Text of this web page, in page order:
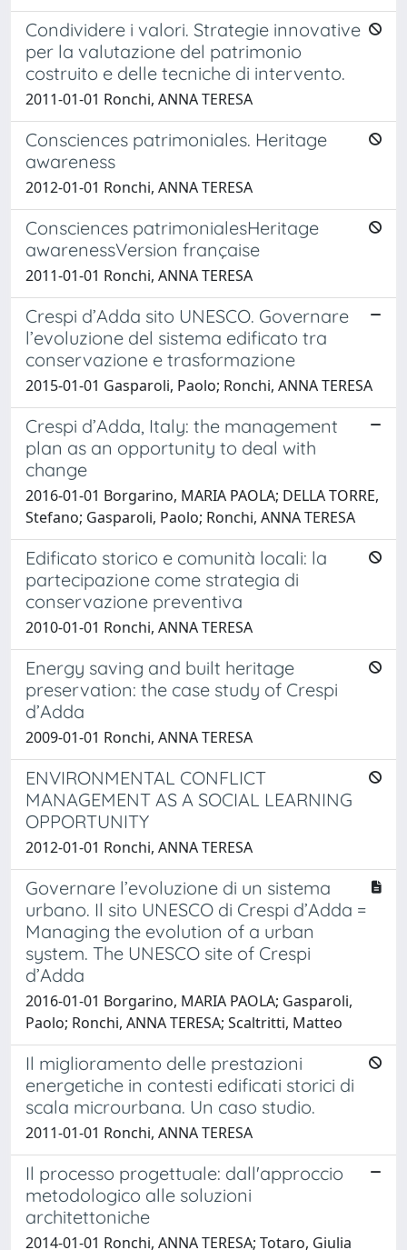
Condividere i valori. Strategie innovative
per la valutazione del patrimonio
costruito e delle tecniche di intervento.
2011-01-01 Ronchi, ANNA TERESA
Consciences patrimoniales. Heritage
awareness
2012-01-01 Ronchi, ANNA TERESA
Consciences patrimonialesHeritage
awarenessVersion française
2011-01-01 Ronchi, ANNA TERESA
Crespi d’Adda sito UNESCO. Governare
l’evoluzione del sistema edificato tra
conservazione e trasformazione
2015-01-01 Gasparoli, Paolo; Ronchi, ANNA TERESA
Crespi d’Adda, Italy: the management
plan as an opportunity to deal with
change
2016-01-01 Borgarino, MARIA PAOLA; DELLA TORRE,
Stefano; Gasparoli, Paolo; Ronchi, ANNA TERESA
Edificato storico e comunità locali: la
partecipazione come strategia di
conservazione preventiva
2010-01-01 Ronchi, ANNA TERESA
Energy saving and built heritage
preservation: the case study of Crespi
d’Adda
2009-01-01 Ronchi, ANNA TERESA
ENVIRONMENTAL CONFLICT
MANAGEMENT AS A SOCIAL LEARNING
OPPORTUNITY
2012-01-01 Ronchi, ANNA TERESA
Governare l’evoluzione di un sistema
urbano. Il sito UNESCO di Crespi d’Adda =
Managing the evolution of a urban
system. The UNESCO site of Crespi
d’Adda
2016-01-01 Borgarino, MARIA PAOLA; Gasparoli,
Paolo; Ronchi, ANNA TERESA; Scaltritti, Matteo
Il miglioramento delle prestazioni
energetiche in contesti edificati storici di
scala microurbana. Un caso studio.
2011-01-01 Ronchi, ANNA TERESA
Il processo progettuale: dall'approccio
metodologico alle soluzioni
architettoniche
2014-01-01 Ronchi, ANNA TERESA; Totaro, Giulia